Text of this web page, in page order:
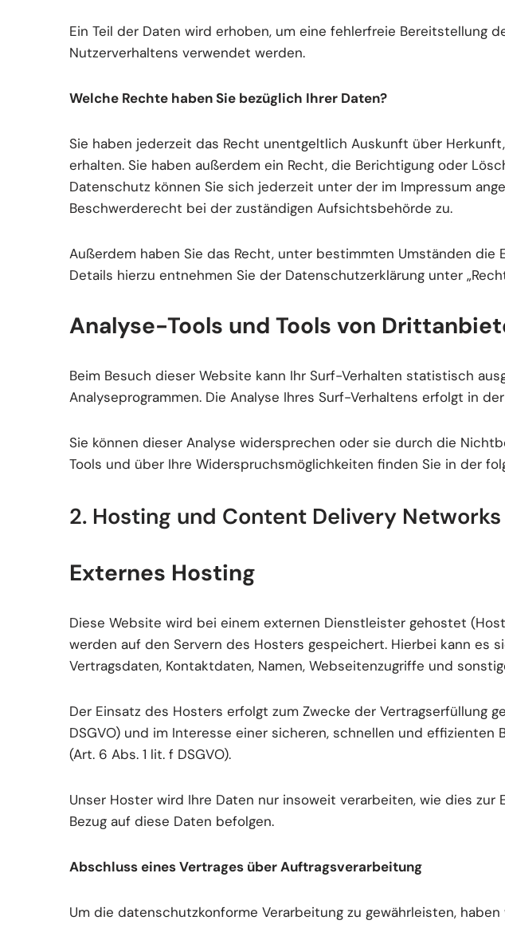
Ein Teil der Daten wird erhoben, um eine fehlerfreie Bereitstellung
Nutzerverhaltens verwendet werden.
Welche Rechte haben Sie bezüglich Ihrer Daten?
Sie haben jederzeit das Recht unentgeltlich Auskunft über
erhalten. Sie haben außerdem ein Recht, die Berichtigung oder
Datenschutz können Sie sich jederzeit unter der im Impressum
Beschwerderecht bei der zuständigen Aufsichtsbehörde zu.
Außerdem haben Sie das Recht, unter bestimmten Umständen die
Details hierzu entnehmen Sie der Datenschutzerklärung unter
Analyse-Tools und Tools von
Beim Besuch dieser Website kann Ihr Surf-Verhalten statistisch
Analyseprogrammen. Die Analyse Ihres Surf-Verhaltens erfolgt in
Sie können dieser Analyse widersprechen oder sie durch die
Tools und über Ihre Widerspruchsmöglichkeiten finden Sie in der
2. Hosting und Content Delivery Networks
Externes Hosting
Diese Website wird bei einem externen Dienstleister gehostet
werden auf den Servern des Hosters gespeichert. Hierbei kann es
Vertragsdaten, Kontaktdaten, Namen, Webseitenzugriffe und
Der Einsatz des Hosters erfolgt zum Zwecke der Vertragserfüllung
DSGVO) und im Interesse einer sicheren, schnellen und
(Art. 6 Abs. 1 lit. f DSGVO).
Unser Hoster wird Ihre Daten nur insoweit verarbeiten, wie dies
Bezug auf diese Daten befolgen.
Abschluss eines Vertrages über Auftragsverarbeitung
Um die datenschutzkonforme Verarbeitung zu gewährleisten,